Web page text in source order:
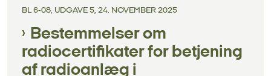
BL 6-08, UDGAVE 5, 24. NOVEMBER 2025
Bestemmelser om
radiocertifikater for betjening
af radioanlæg i